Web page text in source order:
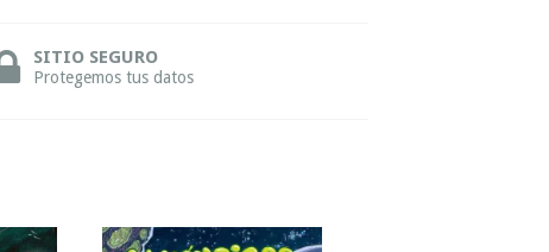
SITIO SEGURO
Protegemos tus datos